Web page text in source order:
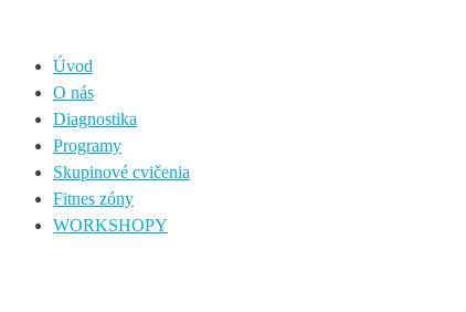
Úvod
O nás
Diagnostika
Programy
Skupinové cvičenia
Fitnes zóny
WORKSHOPY